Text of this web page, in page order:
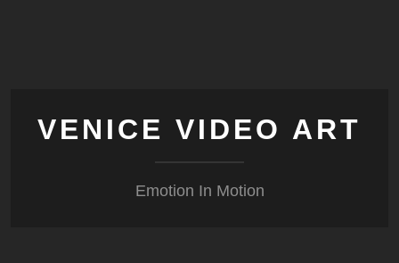
VENICE VIDEO ART
Emotion In Motion